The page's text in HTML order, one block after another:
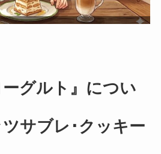
ーグルト』につい
サブレ･クッキー